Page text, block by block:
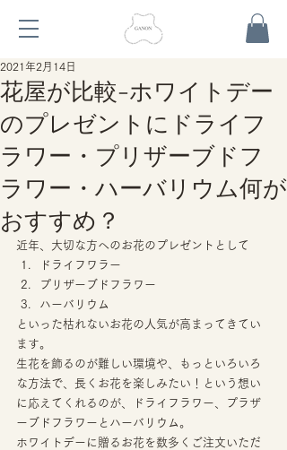
花屋が比較-ホワイトデー
のプレゼントにドライフ
ラワー・プリザーブドフ
ラワー・ハーバリウム何が
おすすめ？
2021年2月14日
近年、大切な方へのお花のプレゼントとして
ドライフワラー
プリザーブドフラワー
ハーバリウム
といった枯れないお花の人気が高まってきてい
ます。
生花を飾るのが難しい環境や、もっといろいろ
な方法で、長くお花を楽しみたい！という想い
に応えてくれるのが、ドライフラワー、プラザ
ーブドフラワーとハーバリウム。
ホワイトデーに贈るお花を数多くご注文いただ